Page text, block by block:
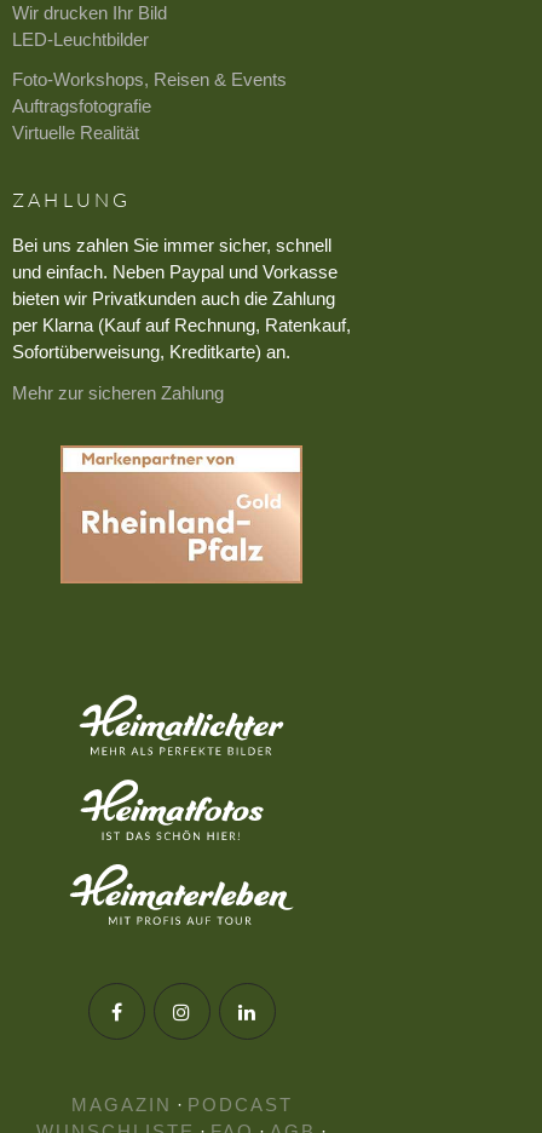
Wir drucken Ihr Bild
LED-Leuchtbilder
Foto-Workshops, Reisen & Events
Auftragsfotografie
Virtuelle Realität
ZAHLUNG
Bei uns zahlen Sie immer sicher, schnell
und einfach. Neben Paypal und Vorkasse
bieten wir Privatkunden auch die Zahlung
per Klarna (Kauf auf Rechnung, Ratenkauf,
Sofortüberweisung, Kreditkarte) an.
Mehr zur sicheren Zahlung
MAGAZIN · PODCAST